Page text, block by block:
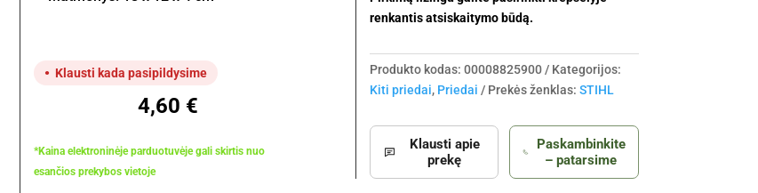
Klausti kada pasipildysime
4,60 €
*Kaina elektroninėje parduotuvėje gali skirtis nuo
esančios prekybos vietoje
renkantis atsiskaitymo būdą.
Produkto kodas: 00008825900
Kategorijos:
Kiti priedai, Priedai Prekės ženklas: STIHL
Klausti apie
prekę
Paskambinkite
– patarsime